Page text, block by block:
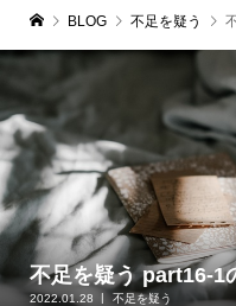
BLOG 不足を疑う
不足を疑う part16-1
2022.01.28 不足を疑う